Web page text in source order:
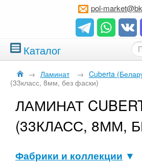
pol-
Каталог
→ Ламинат → Cuberta
(33класс, 8мм, без фаски)
ЛАМИНАТ
(33КЛАСС, 8ММ,
Фабрики и коллекции ▼